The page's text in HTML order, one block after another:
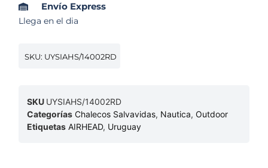
Envío Express
Llega en el dia
SKU: UYSIAHS/14002RD
SKU UYSIAHS/14002RD
Categorías Chalecos Salvavidas, Nautica,Outdoor
Etiquetas AIRHEAD, Uruguay